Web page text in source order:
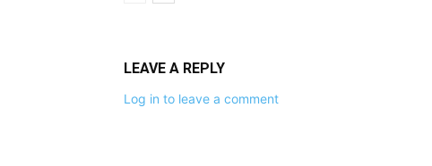
LEAVE A REPLY
Log in to leave a comment